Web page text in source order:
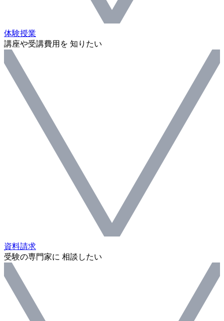
体験授業
講座や受講費用を 知りたい
資料請求
受験の専門家に 相談したい